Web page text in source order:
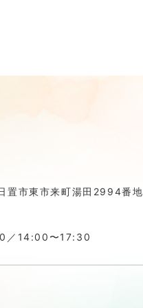
置市東市来町湯田2994番地
／14:00〜17:30